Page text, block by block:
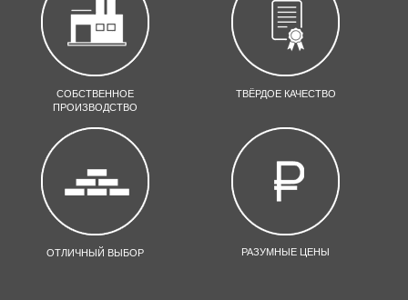
СОБСТВЕННОЕ
ПРОИЗВОДСТВО
ТВЁРДОЕ КАЧЕСТВО
ОТЛИЧНЫЙ ВЫБОР РАЗУМНЫЕ ЦЕНЫ